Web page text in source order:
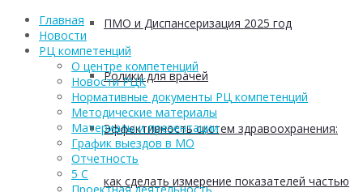
ПМО и Диспансеризация 2025 год
Ролики для врачей
Эффективность систем здравоохранения:
как сделать измерение показателей частью
Главная
Новости
РЦ компетенций
О центре компетенций
Новости РЦК
Нормативные документы РЦ компетенций
Методические материалы
Материалы и презентации
График выездов в МО
Отчетность
5 С